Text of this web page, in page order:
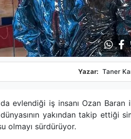
Yazar: Taner
evlendiği iş insanı Ozan
yakından takip ettiği
olmayı sürdürüyor.